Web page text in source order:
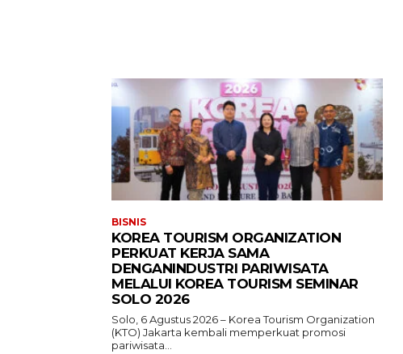
BISNIS
KOREA TOURISM ORGANIZATION
PERKUAT KERJA SAMA
DENGANINDUSTRI PARIWISATA
MELALUI KOREA TOURISM SEMINAR
SOLO 2026
Solo, 6 Agustus 2026 – Korea Tourism Organization
(KTO) Jakarta kembali memperkuat promosi
pariwisata...